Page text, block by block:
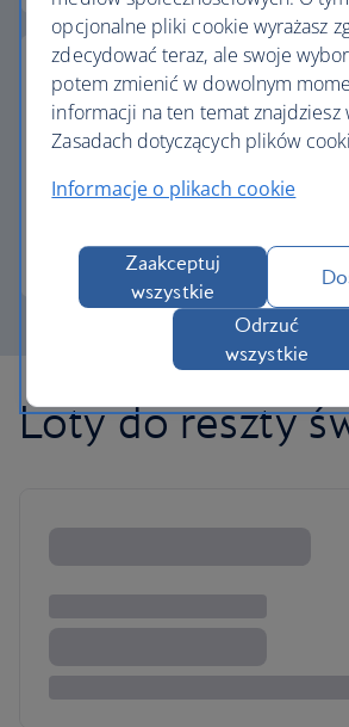
Częściowa płatność w Avios
Płacisz mniej za następny lot, jeśli
Więcej informacji o płatności
Loty do reszty
opcjonalne pliki cookie wyrażasz
zdecydować teraz, ale swoje
potem zmienić w dowolnym
informacji na ten temat znajdziesz
Zasadach dotyczących plików
Informacje o plikach cookie
Zaakceptuj
wszystkie
Odrzuć
wszystkie